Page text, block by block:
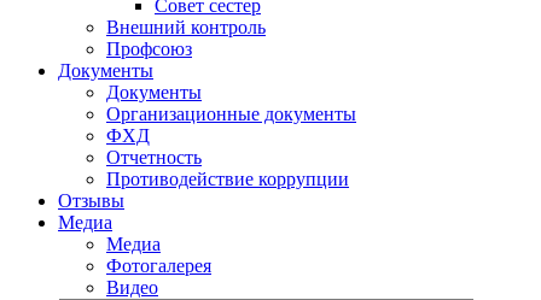
Совет сестер
Внешний контроль
Профсоюз
Документы
Документы
Организационные документы
ФХД
Отчетность
Противодействие коррупции
Отзывы
Медиа
Медиа
Фотогалерея
Видео